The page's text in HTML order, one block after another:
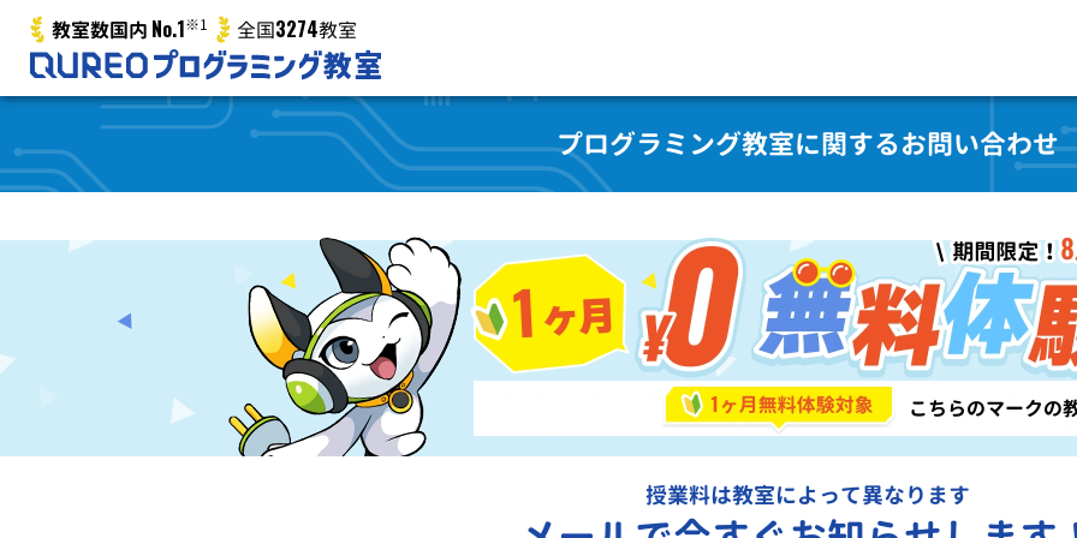
教室数国内 No.1※1 全国3274教室
プログラミング教室に関するお問い合わせ
授業料は教室によって異なります